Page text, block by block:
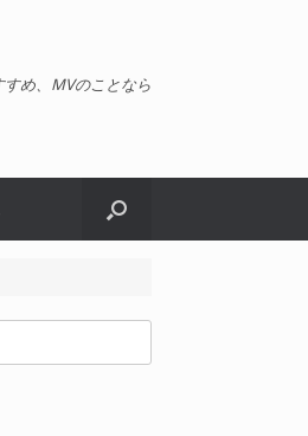
め、MVのことなら